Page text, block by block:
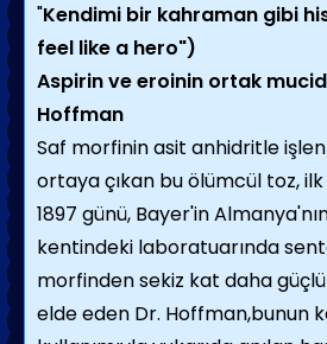
"Kendimi bir kahraman gibi
feel like a hero")
Aspirin ve eroinin ortak
Hoffman
Saf morfinin asit anhidritle
ortaya çıkan bu ölümcül toz, ilk
1897 günü, Bayer'in
kentindeki laboratuarında
morfinden sekiz kat daha
elde eden Dr. Hoffman,bunun